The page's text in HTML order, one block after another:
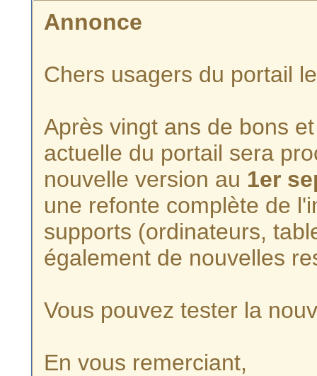
Annonce
Chers usagers du portail
Après vingt ans de bons
actuelle du portail sera
nouvelle version au 1er
une refonte complète de
supports (ordinateurs,
également de nouvelles
Vous pouvez tester la
En vous remerciant,